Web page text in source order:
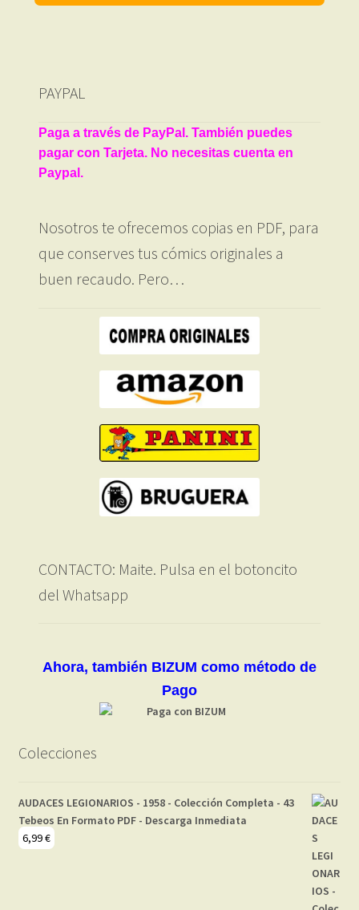
PAYPAL
Paga a través de PayPal. También puedes
pagar con Tarjeta. No necesitas cuenta en
Paypal.
Nosotros te ofrecemos copias en PDF, para
que conserves tus cómics originales a
buen recaudo. Pero…
CONTACTO: Maite. Pulsa en el botoncito
del Whatsapp
Ahora, también BIZUM como método de
Pago
Colecciones
AUDACES LEGIONARIOS - 1958 - Colección Completa - 43
Tebeos En Formato PDF - Descarga Inmediata
6,99€